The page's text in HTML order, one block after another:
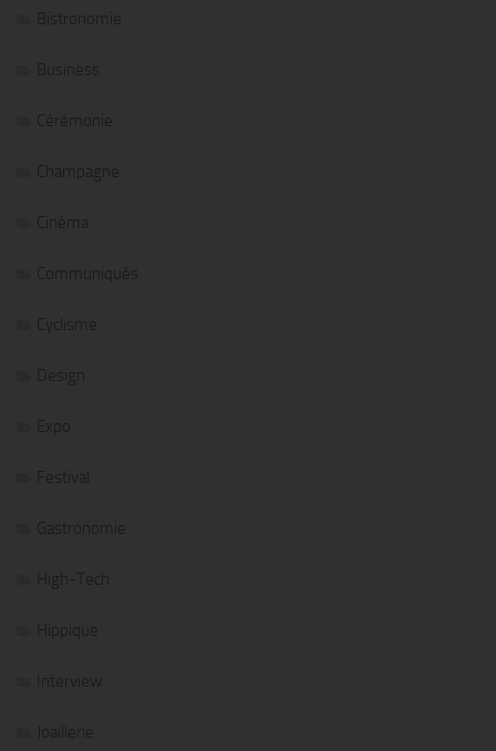
Bistronomie
Business
Cérémonie
Champagne
Cinéma
Communiqués
Cyclisme
Design
Expo
Festival
Gastronomie
High-Tech
Hippique
Interview
Joaillerie